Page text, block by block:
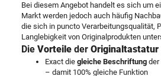
Bei diesem Angebot handelt es sich um
Markt werden jedoch auch häufig
die sich in puncto Verarbeitungsqualität,
Langlebigkeit von Originalprodukten
Die Vorteile der Originaltastatur
Exact die gleiche Beschriftung der
– damit 100% gleiche Funktion